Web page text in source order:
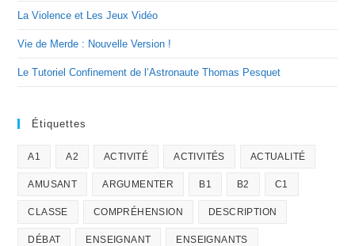
La Violence et Les Jeux Vidéo
Vie de Merde : Nouvelle Version !
Le Tutoriel Confinement de l’Astronaute Thomas Pesquet
Étiquettes
A1 A2 ACTIVITÉ ACTIVITÉS ACTUALITÉ
AMUSANT ARGUMENTER B1 B2 C1
CLASSE COMPRÉHENSION DESCRIPTION
DÉBAT ENSEIGNANT ENSEIGNANTS